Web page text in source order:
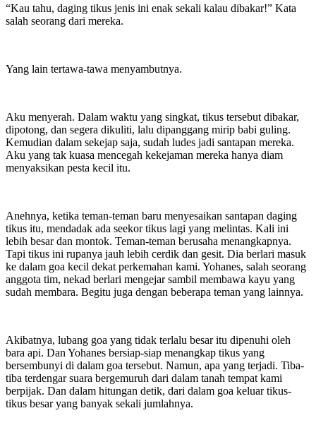
“Kau tahu, daging tikus jenis ini enak sekali kalau dibakar!” Kata
salah seorang dari mereka.
Yang lain tertawa-tawa menyambutnya.
Aku menyerah. Dalam waktu yang singkat, tikus tersebut dibakar,
dipotong, dan segera dikuliti, lalu dipanggang mirip babi guling.
Kemudian dalam sekejap saja, sudah ludes jadi santapan mereka.
Aku yang tak kuasa mencegah kekejaman mereka hanya diam
menyaksikan pesta kecil itu.
Anehnya, ketika teman-teman baru menyesaikan santapan daging
tikus itu, mendadak ada seekor tikus lagi yang melintas. Kali ini
lebih besar dan montok. Teman-teman berusaha menangkapnya.
Tapi tikus ini rupanya jauh lebih cerdik dan gesit. Dia berlari masuk
ke dalam goa kecil dekat perkemahan kami. Yohanes, salah seorang
anggota tim, nekad berlari mengejar sambil membawa kayu yang
sudah membara. Begitu juga dengan beberapa teman yang lainnya.
Akibatnya, lubang goa yang tidak terlalu besar itu dipenuhi oleh
bara api. Dan Yohanes bersiap-siap menangkap tikus yang
bersembunyi di dalam goa tersebut. Namun, apa yang terjadi. Tiba-
tiba terdengar suara bergemuruh dari dalam tanah tempat kami
berpijak. Dan dalam hitungan detik, dari dalam goa keluar tikus-
tikus besar yang banyak sekali jumlahnya.